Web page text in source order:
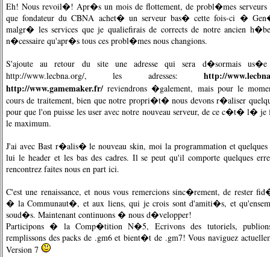
Eh! Nous revoil�! Apr�s un mois de flottement, de probl�mes serveurs
que fondateur du CBNA achet� un serveur bas� cette fois-ci �
malgr� les services que je qualiefirais de corrects de notre ancien
n�cessaire qu'apr�s tous ces probl�mes nous changions.
S'ajoute au retour du site une adresse qui sera d�sormais us�e
http://www.lecbna.org/, les adresses: http://
http://www.gamemaker.fr/ reviendrons �galement, mais pour le
cours de traitement, bien que notre propri�t� nous devons r�aliser
pour que l'on puisse les user avec notre nouveau serveur, de ce c�t� l�
le maximum.
J'ai avec Bast r�alis� le nouveau skin, moi la programmation et quelques
lui le header et les bas des cadres. Il se peut qu'il comporte quelques
rencontrez faites nous en part ici.
C'est une renaissance, et nous vous remercions sinc�rement, de rester
� la Communaut�, et aux liens, qui je crois sont d'amiti�s, et
soud�s. Maintenant continuons � nous d�velopper!
Participons � laComp�tition N�5, Ecrivons des tutoriels,
remplissons des packs de .gm6 et bient�t de .gm7! Vous naviguez
Version 7